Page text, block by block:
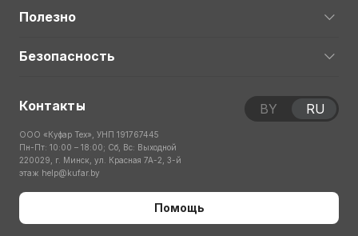
Полезно
Безопасность
Контакты
ООО «Куфар Тех», УНП 191767445
Пн-Пт: 10:00 – 18:00; Сб, Вс: Выходной
220029, г. Минск, ул. Красная 7А-2, 3-й
этаж help@kufar.by
Помощь
BY RU